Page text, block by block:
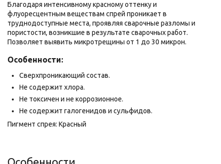
Благодаря интенсивному красному оттенку и
флуоресцентным веществам спрей проникает в
труднодоступные места, проявляя сварочные разломы и
пористости, возникшие в результате сварочных работ.
Позволяет выявить микротрещины от 1 до 30 микрон.
Особенности:
Сверхпроникающий состав.
Не содержит хлора.
Не токсичен и не коррозионное.
Не содержит галогенидов и сульфидов.
Пигмент спрея: Красный